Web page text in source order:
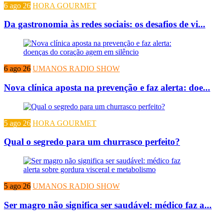
6 ago 26 HORA GOURMET
Da gastronomia às redes sociais: os desafios de vi...
6 ago 26 UMANOS RADIO SHOW
Nova clínica aposta na prevenção e faz alerta: doe...
5 ago 26 HORA GOURMET
Qual o segredo para um churrasco perfeito?
5 ago 26 UMANOS RADIO SHOW
Ser magro não significa ser saudável: médico faz a...